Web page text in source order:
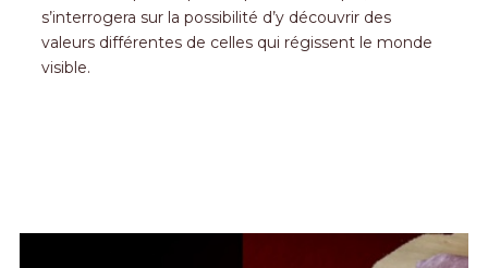
s’interrogera sur la possibilité d’y découvrir des
valeurs différentes de celles qui régissent le monde
visible.